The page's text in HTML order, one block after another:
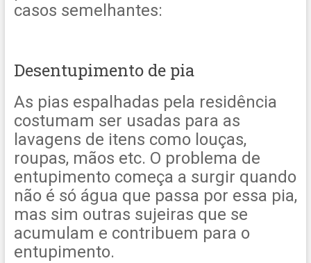
casos semelhantes:
Desentupimento de pia
As pias espalhadas pela residência
costumam ser usadas para as
lavagens de itens como louças,
roupas, mãos etc. O problema de
entupimento começa a surgir quando
não é só água que passa por essa pia,
mas sim outras sujeiras que se
acumulam e contribuem para o
entupimento.